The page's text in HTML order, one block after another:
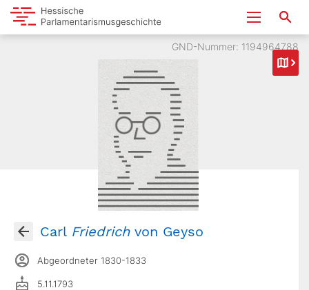
GND-Nummer: 1194964788
Carl Friedrichvon Geyso
Abgeordneter 1830-1833
5.11.1793